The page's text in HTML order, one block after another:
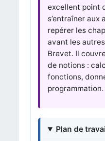
excellent point
s’entraîner aux
repérer les
avant les
Brevet. Il
de notions :
fonctions,
programmation.
Plan de